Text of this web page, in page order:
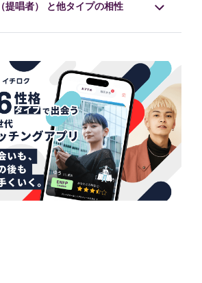
（提唱者） と他タイプの相性